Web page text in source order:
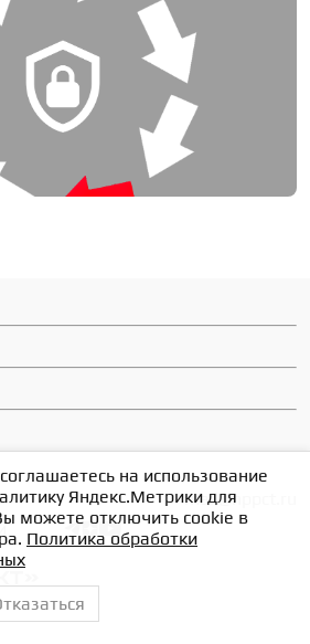
mail@nppct.ru
на использование
Яндекс.Метрики для
можете отключить cookie в
Политика обработки